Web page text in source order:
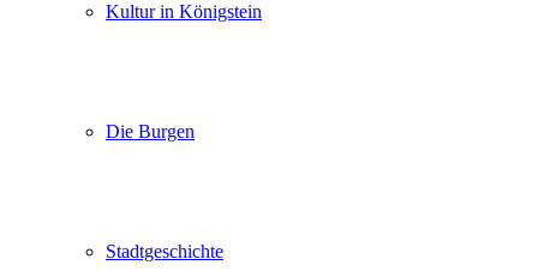
Kultur in Königstein
Die Burgen
Stadtgeschichte